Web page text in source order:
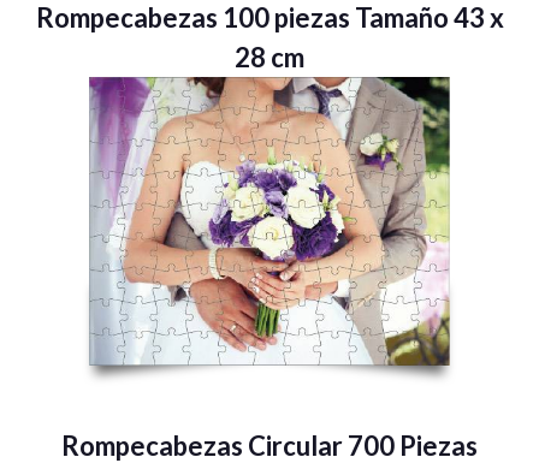
Rompecabezas 100 piezas Tamaño 43 x
28 cm
Rompecabezas Circular 700 Piezas